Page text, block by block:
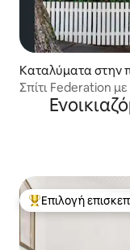
Καταλύματα στην
Σπίτι Federation
Κορυφαία επιλογή
Επιλογή